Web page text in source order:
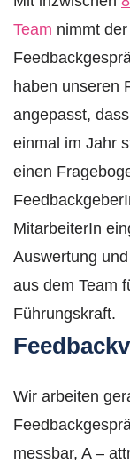
Team nimmt
haben unseren
angepasst,
einmal im Jahr
einen
MitarbeiterIn
Auswertung
aus dem Team
Führungskraft.
Wir arbeiten
messbar, A –